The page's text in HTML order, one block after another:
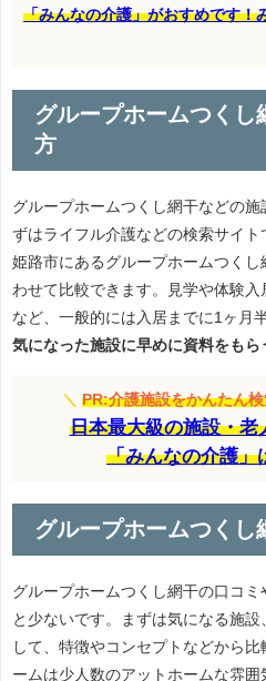
「みんなの介護」がおすめです！
グループホームつくし
方
グループホームつくし網干などの
ずはライフル介護などの検索サイト
姫路市にあるグループホームつく
わせて比較できます。見学や体験
など、一般的には入居までに1ヶ月
気になった施設に早めに資料をもら
＼ PR:介護施設をかんたん
日本最大級の施設・老
「みんなの介護」
グループホームつくし
グループホームつくし網干の口コ
と少ないです。まずは気になる施
して、特徴やコンセプトなどから
ームは少人数のアットホームな雰